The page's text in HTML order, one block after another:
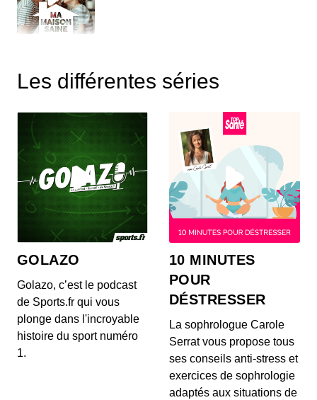
pièce propre et saine au quotidien ?
00:12:35 - IL Y A 4 ANS
Box internet, téléphone... les ondes de
nos appareils peuvent-ils être
dangereux ?
00:13:11 - IL Y A 4 ANS
Les détergents écologiques sont-ils si
00:17:00 - IL Y A 4 ANS
Comment avoir une eau sans calcaire ?
00:08:17 - IL Y A 4 ANS
Les différentes séries
GOLAZO
Golazo, c’est le podcast
de Sports.fr qui vous
plonge dans l'incroyable
histoire du sport numéro
1.
10 MINUTES
POUR
DÉSTRESSER
La sophrologue Carole
Serrat vous propose tous
ses conseils anti-stress et
exercices de sophrologie
adaptés aux situations de